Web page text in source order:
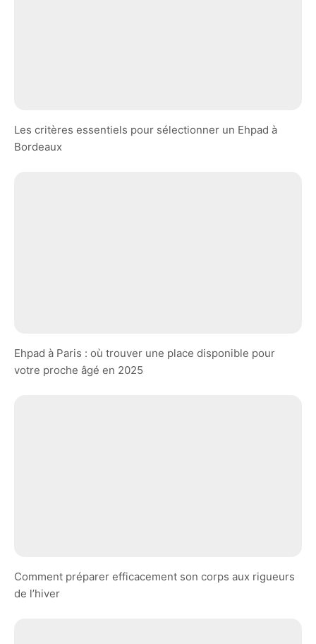
Les critères essentiels pour sélectionner un Ehpad à
Bordeaux
Ehpad à Paris : où trouver une place disponible pour
votre proche âgé en 2025
Comment préparer efficacement son corps aux rigueurs
de l’hiver